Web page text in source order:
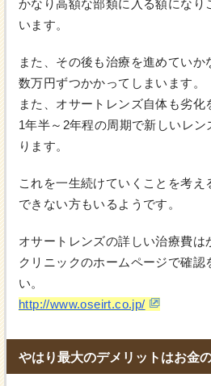
かなり高額な部類に入る額になり
います。
また、その後も治療を進めていか
数万円ずつかかってしまいます。
また、オサートレンズ自体も劣化
1年半～2年程の周期で新しいレ
ります。
これを一生続けていくことを考
できない方もいるようです。
オサートレンズの詳しい治療費は
クリニックのホームページで確認
い。
http://www.oseirt.co.jp/
やはり最大のデメリットはお金